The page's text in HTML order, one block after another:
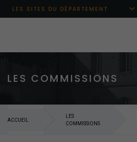
Aller au menu principal
Aller au contenu
Aller à la recherche
LES SITES DU DÉPARTEMENT
LES COMMISSIONS
ACCUEIL
LES
COMMISSIONS